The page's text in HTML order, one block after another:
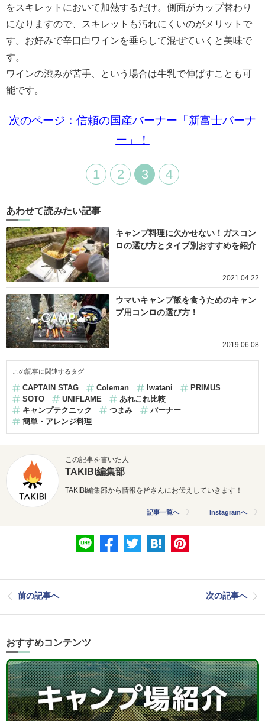
をスキレットにおいて加熱するだけ。側面がカップ替わり
になりますので、スキレットも汚れにくいのがメリットで
す。お好みで辛口白ワインを垂らして混ぜていくと美味で
す。
ワインの渋みが苦手、という場合は牛乳で伸ばすことも可
能です。
次のページ：信頼の国産バーナー「新富士バーナ
ー」！
1 2 3 4
あわせて読みたい記事
キャンプ料理に欠かせない！ガスコン
ロの選び方とタイプ別おすすめを紹介
2021.04.22
ウマいキャンプ飯を食うためのキャン
プ用コンロの選び方！
2019.06.08
この記事に関連するタグ
CAPTAIN STAG Coleman Iwatani
PRIMUS
SOTO
UNIFLAME
あれこれ比較
キャンプテクニック
つまみ
バーナー
簡単・アレンジ料理
この記事を書いた人
TAKIBI編集部
TAKIBI編集部から情報を皆さんにお伝えしていきます！
記事一覧へ Instagramへ
前の記事へ 次の記事へ
おすすめコンテンツ